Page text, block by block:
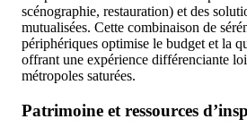
scénographie, restauration) et des
mutualisées. Cette combinaison de
périphériques optimise le budget et la
offrant une expérience différenciante
métropoles saturées.
Patrimoine et ressources